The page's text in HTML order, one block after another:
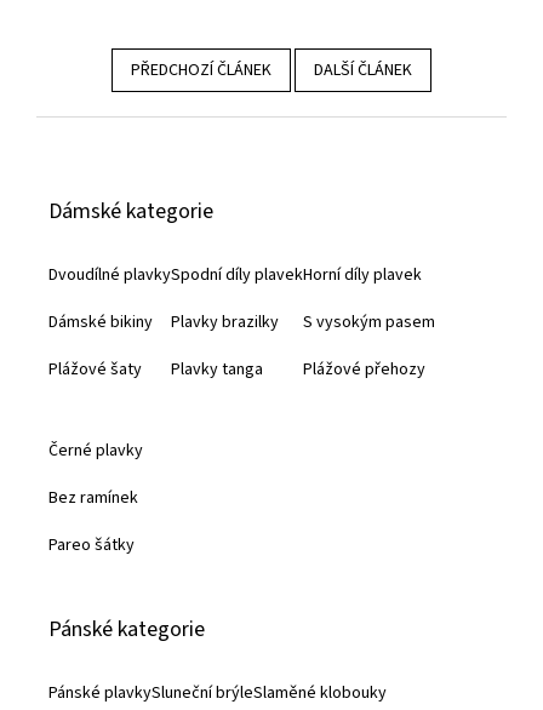
PŘEDCHOZÍ ČLÁNEK DALŠÍ ČLÁNEK
Dámské kategorie
Dvoudílné plavky
Dámské bikiny
Plážové šaty
Spodní díly plavek
Plavky brazilky
Plavky tanga
Horní díly plavek
S vysokým pasem
Plážové přehozy
Černé plavky
Bez ramínek
Pareo šátky
Pánské kategorie
Pánské plavkySluneční brýleSlaměné klobouky